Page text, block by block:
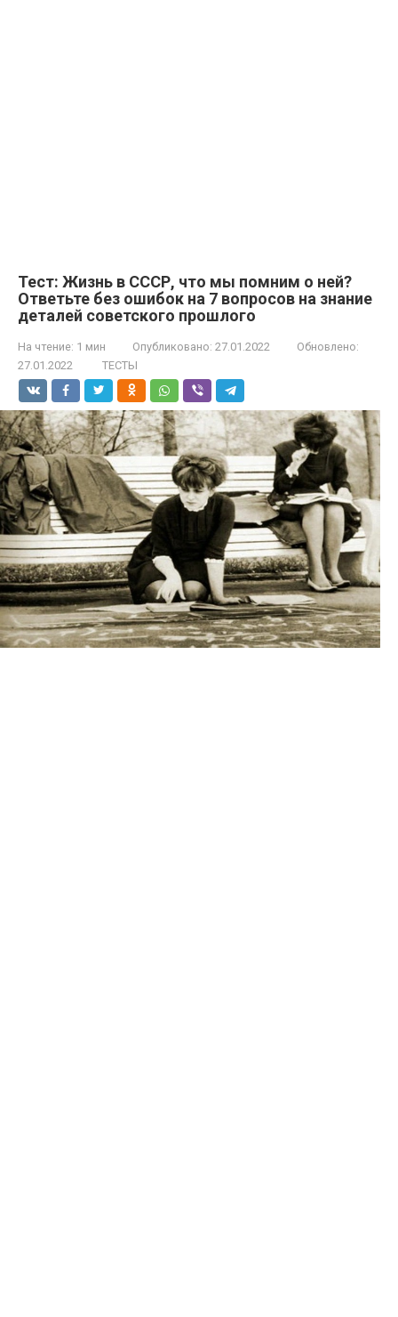
Тест: Жизнь в СССР, что мы помним о ней?
Ответьте без ошибок на 7 вопросов на знание
деталей советского прошлого
На чтение: 1 мин Опубликовано: 27.01.2022
Обновлено:
27.01.2022
ТЕСТЫ